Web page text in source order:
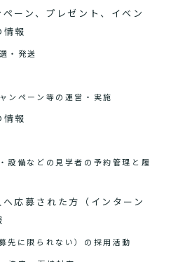
ーン、プレゼント、イベン
情報
・発送
ンペーン等の運営・実施
報
設備などの見学者の予約管理と履
応募された方（インターン
先に限られない）の採用活動